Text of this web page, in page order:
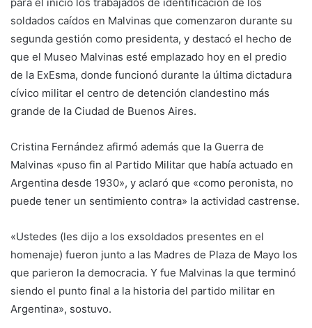
soldados caídos en Malvinas que comenzaron durante su
segunda gestión como presidenta, y destacó el hecho de
que el Museo Malvinas esté emplazado hoy en el predio
de la ExEsma, donde funcionó durante la última dictadura
cívico militar el centro de detención clandestino más
grande de la Ciudad de Buenos Aires.
Cristina Fernández afirmó además que la Guerra de
Malvinas «puso fin al Partido Militar que había actuado en
Argentina desde 1930», y aclaró que «como peronista, no
puede tener un sentimiento contra» la actividad castrense.
«Ustedes (les dijo a los exsoldados presentes en el
homenaje) fueron junto a las Madres de Plaza de Mayo los
que parieron la democracia. Y fue Malvinas la que terminó
siendo el punto final a la historia del partido militar en
Argentina», sostuvo.